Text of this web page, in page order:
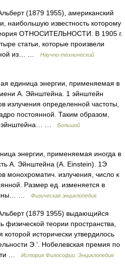
(1879 1955), американский
наибольшую известность которому
ОТНОСИТЕЛЬНОСТИ. В 1905 г.
статьи, которые произвели
из… …
Научно-технический
единица энергии, применяемая в
А. Эйнштейна. 1 эйнштейн
излучения определенной частоты,
постоянной. Таким образом,
эйнштейна… …
Большой
энергии, применяемая иногда в
А. Эйнштейна (А. Einstein). 1Э
монохроматич. излучения, число к
Размер ед. изменяется в
…
Физическая энциклопедия
(1879 1955) выдающийся
физической теории пространства,
исторически утвердилось
Э.’. Нобелевская премия по
…
История Философии: Энциклопедия